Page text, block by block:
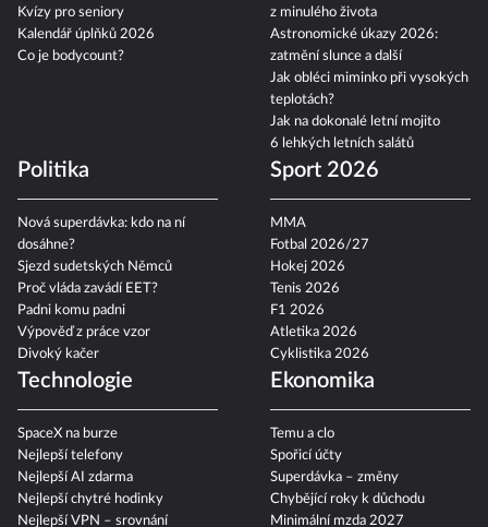
Kvízy pro seniory
Kalendář úplňků 2026
Co je bodycount?
z minulého života
Astronomické úkazy 2026:
zatmění slunce a další
Jak obléci miminko při vysokých
teplotách?
Jak na dokonalé letní mojito
6 lehkých letních salátů
Politika
Nová superdávka: kdo na ní
dosáhne?
Sjezd sudetských Němců
Proč vláda zavádí EET?
Padni komu padni
Výpověď z práce vzor
Divoký kačer
Sport 2026
MMA
Fotbal 2026/27
Hokej 2026
Tenis 2026
F1 2026
Atletika 2026
Cyklistika 2026
Technologie
SpaceX na burze
Nejlepší telefony
Nejlepší AI zdarma
Nejlepší chytré hodinky
Nejlepší VPN – srovnání
Ekonomika
Temu a clo
Spořicí účty
Superdávka – změny
Chybějící roky k důchodu
Minimální mzda 2027